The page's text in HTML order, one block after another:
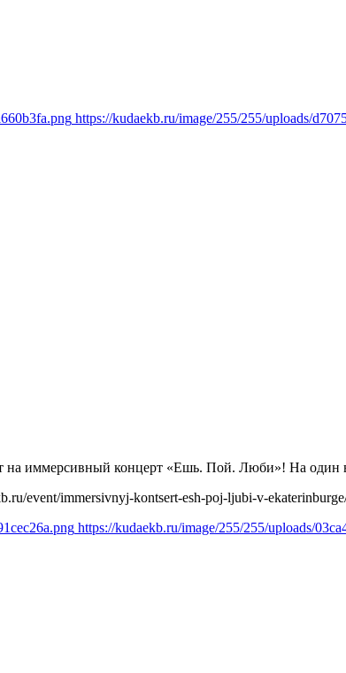
https://kudaekb.ru/image/255/255/uploads/
на иммерсивный концерт «Ешь. Пой. Люби»! На
event/immersivnyj-kontsert-esh-poj-ljubi-v-
https://kudaekb.ru/image/255/255/uploads/